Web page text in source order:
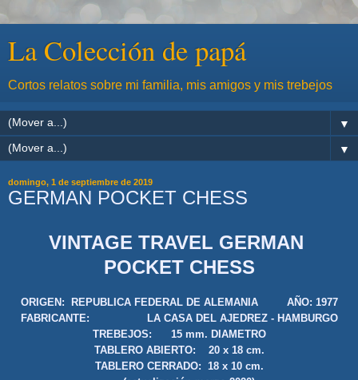
La Colección de papá
Cortos relatos sobre mi familia, mis amigos y mis trebejos
▼
▼
domingo, 1 de septiembre de 2019
GERMAN POCKET CHESS
VINTAGE TRAVEL GERMAN
POCKET CHESS
ORIGEN: REPUBLICA FEDERAL DE ALEMANIAAÑO: 1977
FABRICANTE: LA CASA DEL AJEDREZ - HAMBURGO
TREBEJOS: 15 mm. DIAMETRO
TABLERO ABIERTO: 20 x 18 cm.
TABLERO CERRADO: 18 x 10 cm.